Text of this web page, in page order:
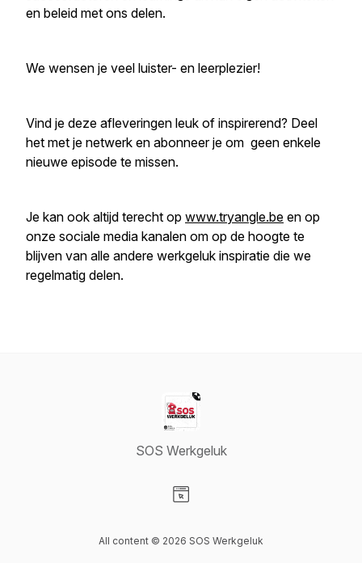
en beleid met ons delen.
We wensen je veel luister- en leerplezier!
Vind je deze afleveringen leuk of inspirerend? Deel
het met je netwerk en abonneer je om geen enkele
nieuwe episode te missen.
Je kan ook altijd terecht op www.tryangle.be en op
onze sociale media kanalen om op de hoogte te
blijven van alle andere werkgeluk inspiratie die we
regelmatig delen.
SOS Werkgeluk
All content © 2026 SOS Werkgeluk